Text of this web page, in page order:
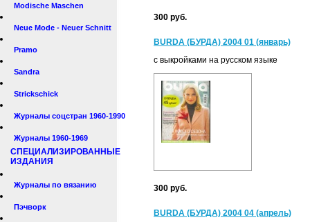
Modische Maschen
Neue Mode - Neuer Schnitt
Pramo
Sandra
Strickschick
Журналы соцстран 1960-1990
Журналы 1960-1969
СПЕЦИАЛИЗИРОВАННЫЕ
ИЗДАНИЯ
Журналы по вязанию
Пэчворк
300 руб.
BURDA (БУРДА) 2004 01 (январь)
с выкройками на русском языке
300 руб.
BURDA (БУРДА) 2004 04 (апрель)